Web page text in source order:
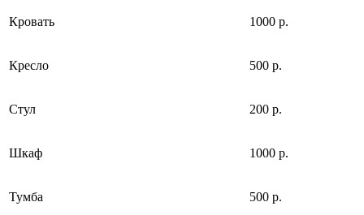
Кровать 1000 р.
Кресло 500 р.
Стул 200 р.
Шкаф 1000 р.
Тумба 500 р.